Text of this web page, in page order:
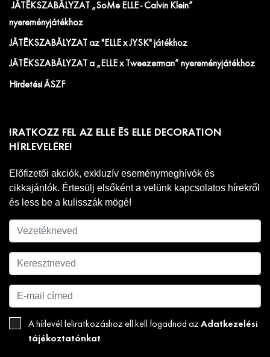
JÁTÉKSZABÁLYZAT „SoMe ELLE - Calvin Klein”
nyereményjátékhoz
JÁTÉKSZABÁLYZAT az "ELLE x JYSK" játékhoz
JÁTÉKSZABÁLYZAT a „ELLE x Tweezerman” nyereményjátékhoz
Hirdetési ÁSZF
IRATKOZZ FEL AZ ELLE ÉS ELLE DECORATION
HÍRLEVELÉRE!
Előfizetői akciók, exkluzív eseménymeghívók és
cikkajánlók. Értesülj elsőként a velünk kapcsolatos hírekről
és less be a kulisszák mögé!
A hírlevél feliratkozáshoz ell kell fogadnod az Adatkezelési
tájékoztatónkat.